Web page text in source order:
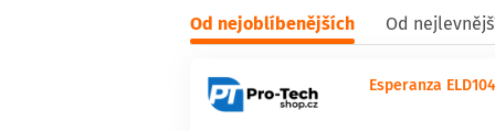
Od nejoblíbenějších Od
Esperanza